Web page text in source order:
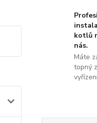
kotlů
nás.
Máte
topný